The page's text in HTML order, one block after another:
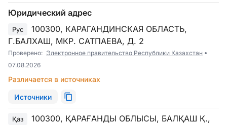
Юридический адрес
Рус
100300, КАРАГАНДИНСКАЯ ОБЛАСТЬ,
Г.БАЛХАШ, МКР. САТПАЕВА, Д. 2
Проверено: Электронное правительство Республики Казахстан
07.08.2026
Различается в источниках
Источники
Қаз
100300, ҚАРАҒАНДЫ ОБЛЫСЫ, БАЛҚАШ Қ.,